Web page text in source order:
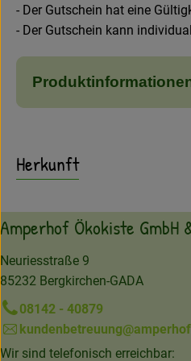
- Der Gutschein hat eine
- Der Gutschein kann
Herkunft
Amperhof Ökokiste GmbH
Neuriesstraße 9
85232 Bergkirchen-GADA
08142 - 40879
Wir sind telefonisch erreichbar: